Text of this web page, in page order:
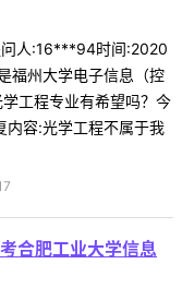
问人:16***94时间:2020
福州大学电子信息（控
工程专业有希望吗？今
内容:光学工程不属于我
合肥工业大学信息